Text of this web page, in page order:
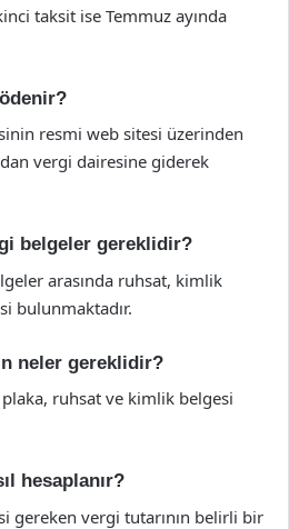
taksit ise Temmuz ayında
resmi web sitesi üzerinden
vergi dairesine giderek
belgeler gereklidir?
arasında ruhsat, kimlik
bulunmaktadır.
neler gereklidir?
ruhsat ve kimlik belgesi
hesaplanır?
gereken vergi tutarının belirli bir